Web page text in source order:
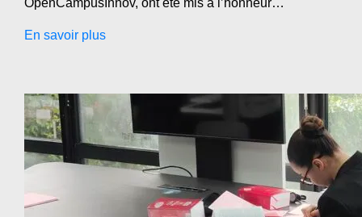
OpenCampusInnov, ont été mis à l’honneur…
En savoir plus